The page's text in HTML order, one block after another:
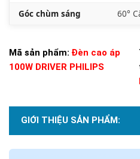
Góc chùm sáng 60°
Mã sản phẩm: Đèn cao áp
100W DRIVER PHILIPS
GIỚI THIỆU SẢN PHẨM: